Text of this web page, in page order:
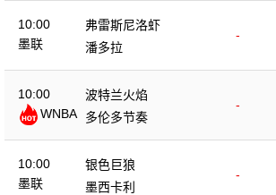
10:00
墨联
弗雷斯尼洛虾
-
潘多拉
10:00
WNBA
波特兰火焰
-
多伦多节奏
10:00
墨联
银色巨狼
-
墨西卡利